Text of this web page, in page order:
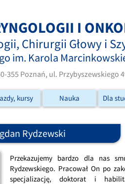
I
Chirurgii Głowy i
im. Karola
355 Poznań, ul. Przybyszewskiego
kursy Nauka Dla
Rydzewski
Przekazujemy bardzo dla nas
Rydzewskiego. Pracował On po
specjalizację, doktorat i